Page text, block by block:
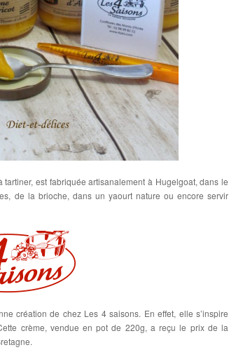
est fabriquée artisanalement à Hugelgoat, dans le
de la brioche, dans un yaourt nature ou encore servir
création de chez Les 4 saisons. En effet, elle s’inspire
crème, vendue en pot de 220g, a reçu le prix de la